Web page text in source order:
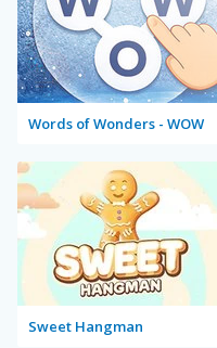
Words of Wonders - WOW
Sweet Hangman